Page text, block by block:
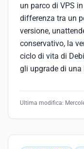
un parco di VPS
differenza tra un
versione,
conservativo, la
ciclo di vita di
gli upgrade di una
Ultima modifica: